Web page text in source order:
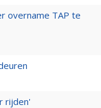
overname TAP te
rijden'